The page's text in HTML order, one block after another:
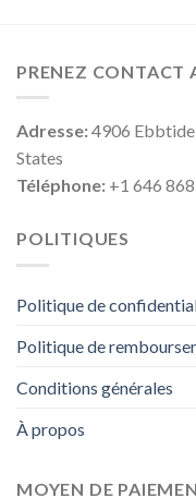
PRENEZ CONTACT
Adresse:4906 Ebbtide
States
Téléphone: +1 646
POLITIQUES
Politique de
Politique de
Conditions générales
À propos
MOYEN DE